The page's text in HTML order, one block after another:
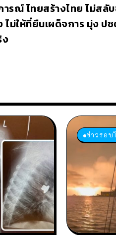
รณ์ ไทยสร้างไทย ไม่สลั
ไม่ให้ที่ยืนเผด็จการ มุ่ง ป
ข่าวรอบ